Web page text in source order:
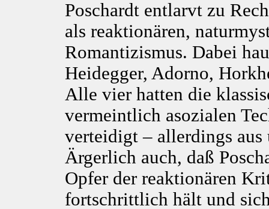
Poschardt entlarvt zu
als reaktionären,
Romantizismus. Dabei
Heidegger, Adorno,
Alle vier hatten die
vermeintlich asozialen
verteidigt – allerdings
Ärgerlich auch, daß
Opfer der reaktionären
fortschrittlich hält und